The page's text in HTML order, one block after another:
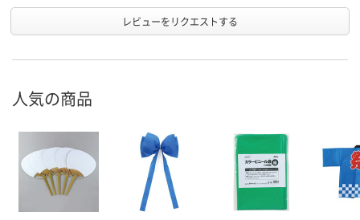
レビューをリクエストする
人気の商品